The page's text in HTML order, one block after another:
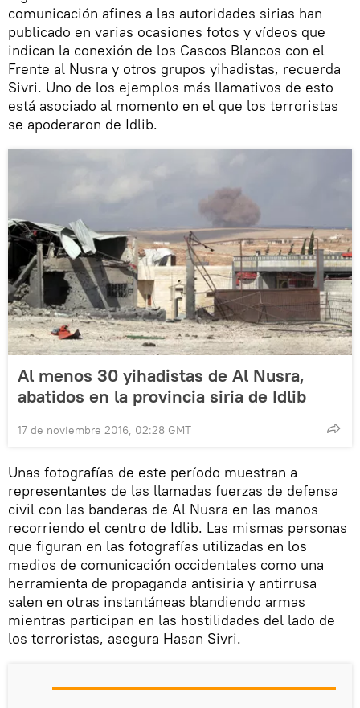
comunicación afines a las autoridades sirias han
publicado en varias ocasiones fotos y vídeos que
indican la conexión de los Cascos Blancos con el
Frente al Nusra y otros grupos yihadistas, recuerda
Sivri. Uno de los ejemplos más llamativos de esto
está asociado al momento en el que los terroristas
se apoderaron de Idlib.
Al menos 30 yihadistas de Al Nusra,
abatidos en la provincia siria de Idlib
17 de noviembre 2016, 02:28 GMT
Unas fotografías de este período muestran a
representantes de las llamadas fuerzas de defensa
civil con las banderas de Al Nusra en las manos
recorriendo el centro de Idlib. Las mismas personas
que figuran en las fotografías utilizadas en los
medios de comunicación occidentales como una
herramienta de propaganda antisiria y antirrusa
salen en otras instantáneas blandiendo armas
mientras participan en las hostilidades del lado de
los terroristas, asegura Hasan Sivri.